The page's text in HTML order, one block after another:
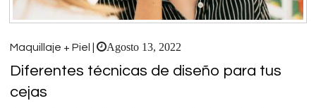
Maquillaje + Piel | Agosto 13, 2022
Diferentes técnicas de diseño para tus
cejas